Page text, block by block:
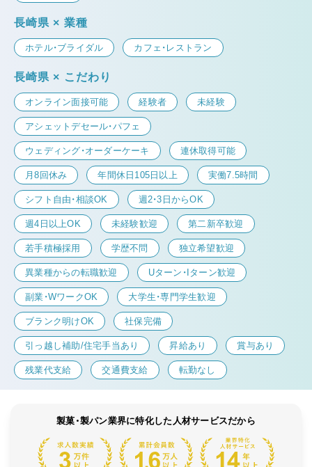
長崎県 × 業種
ホテル・ブライダル カフェ・レストラン
長崎県 × こだわり
オンライン面接可能 経験者 未経験
アシェットデセール・パフェ
ウェディング・オーダーケーキ 連休取得可能
月8回休み 年間休日105日以上 実働7.5時間
シフト自由・相談OK 週2・3日からOK
週4日以上OK 未経験歓迎 第二新卒歓迎
若手積極採用 学歴不問 独立希望歓迎
異業種からの転職歓迎 Uターン・Iターン歓迎
副業・WワークOK 大学生・専門学生歓迎
ブランク明けOK 社保完備
引っ越し補助/住宅手当あり 昇給あり 賞与あり
残業代支給 交通費支給 転勤なし
製菓・製パン業界に特化した人材サービスだから